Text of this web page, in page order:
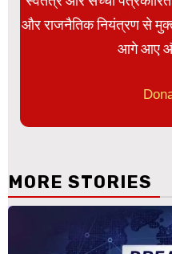
और राजनैतिक नियंत्रण से
आगे आए
MORE STORIES